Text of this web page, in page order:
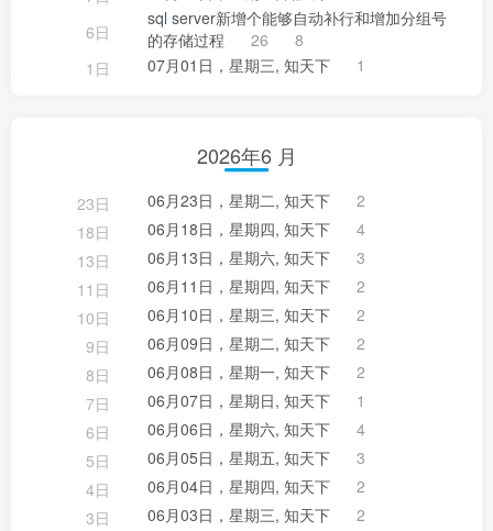
6日
sql server新增个能够自动补行和增加分组号
的存储过程
26
8
1日
07月01日，星期三, 知天下 1
2026年6 月
23日 06月23日，星期二, 知天下
2
18日
06月18日，星期四, 知天下
4
13日
06月13日，星期六, 知天下
3
11日
06月11日，星期四, 知天下
2
10日
06月10日，星期三, 知天下
2
9日
06月09日，星期二, 知天下
2
8日
06月08日，星期一, 知天下
2
7日
06月07日，星期日, 知天下
1
6日
06月06日，星期六, 知天下
4
5日
06月05日，星期五, 知天下
3
4日
06月04日，星期四, 知天下
2
3日
06月03日，星期三, 知天下
2